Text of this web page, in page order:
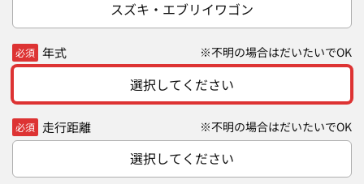
スズキ・エブリイワゴン
必須 年式 ※不明の場合はだいたいでOK
選択してください
必須 走行距離 ※不明の場合はだいたいでOK
選択してください